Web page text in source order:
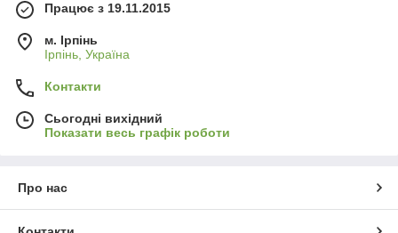
Працює з 19.11.2015
м. Ірпінь
Ірпінь, Україна
Контакти
Сьогодні вихідний
Показати весь графік роботи
Про нас